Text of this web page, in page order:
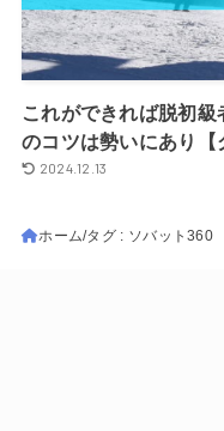
これができれば脱初
のコツは勢いにあり【
2024.12.13
ホーム タグ : ソバット360